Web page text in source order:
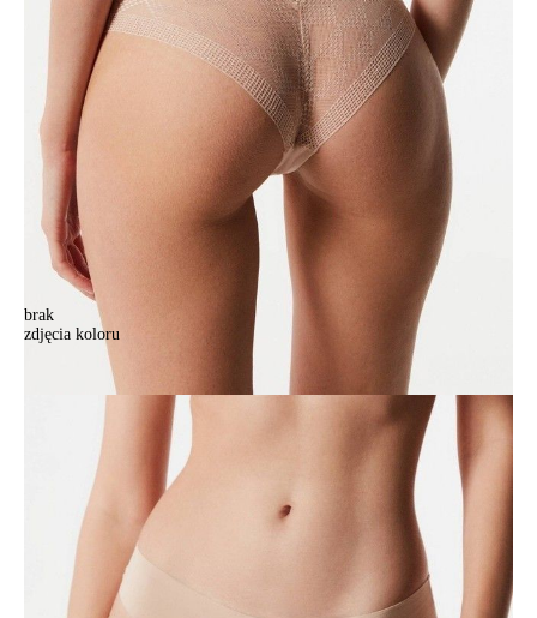
brak
zdjęcia koloru
Majtki damskie CONTE ELEGANT DEMURE LB 1279, r.90/XS,
Majtki damskie CONTE ELEGANT DEMURE LB 1279, r.90/XS,
ZDJĘCIA
ZDJĘCIA
Rozmiary:
Tabela rozmiarów